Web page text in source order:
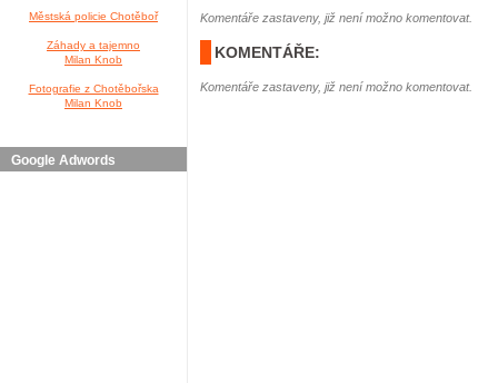
Městská policie Chotěboř
Záhady a tajemno
Milan Knob
Fotografie z Chotěbořska
Milan Knob
Google Adwords
Komentáře zastaveny, již není možno komentovat.
KOMENTÁŘE:
Komentáře zastaveny, již není možno komentovat.